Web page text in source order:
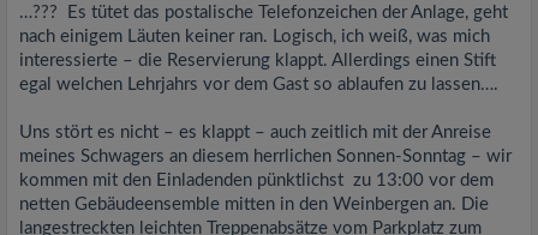
…??? Es tütet das postalische Telefonzeichen der Anlage, geht
nach einigem Läuten keiner ran. Logisch, ich weiß, was mich
interessierte – die Reservierung klappt. Allerdings einen Stift
egal welchen Lehrjahrs vor dem Gast so ablaufen zu lassen….
Uns stört es nicht – es klappt – auch zeitlich mit der Anreise
meines Schwagers an diesem herrlichen Sonnen-Sonntag – wir
kommen mit den Einladenden pünktlichst zu 13:00 vor dem
netten Gebäudeensemble mitten in den Weinbergen an. Die
langestreckten leichten Treppenabsätze vom Parkplatz zum